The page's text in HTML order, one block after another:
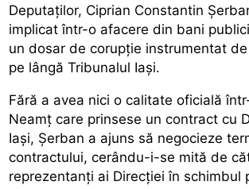
Deputaților, Ciprian Constantin
implicat într-o afacere din bani
un dosar de corupție instrumentat
pe lângă Tribunalul Iași.
Fără a avea nici o calitate oficială
Neamț care prinsese un contract cu
Iași, Șerban a ajuns să negocieze
contractului, cerându-i-se mită de
reprezentanți ai Direcției în schimbul